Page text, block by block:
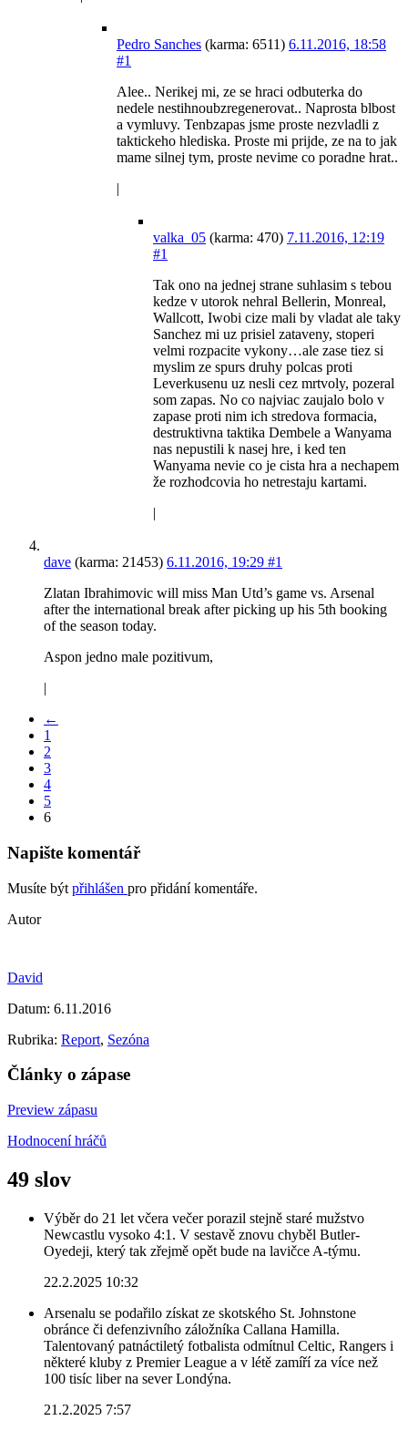
Pedro Sanches (karma: 6511) 6.11.2016, 18:58
#1
Alee.. Nerikej mi, ze se hraci odbuterka do
nedele nestihnoubzregenerovat.. Naprosta blbost
a vymluvy. Tenbzapas jsme proste nezvladli z
taktickeho hlediska. Proste mi prijde, ze na to jak
mame silnej tym, proste nevime co poradne hrat..
|
valka_05 (karma: 470) 7.11.2016, 12:19
#1
Tak ono na jednej strane suhlasim s tebou
kedze v utorok nehral Bellerin, Monreal,
Wallcott, Iwobi cize mali by vladat ale taky
Sanchez mi uz prisiel zataveny, stoperi
velmi rozpacite vykony…ale zase tiez si
myslim ze spurs druhy polcas proti
Leverkusenu uz nesli cez mrtvoly, pozeral
som zapas. No co najviac zaujalo bolo v
zapase proti nim ich stredova formacia,
destruktivna taktika Dembele a Wanyama
nas nepustili k nasej hre, i ked ten
Wanyama nevie co je cista hra a nechapem
že rozhodcovia ho netrestaju kartami.
|
dave (karma: 21453) 6.11.2016, 19:29 #1
Zlatan Ibrahimovic will miss Man Utd’s game vs. Arsenal
after the international break after picking up his 5th booking
of the season today.
Aspon jedno male pozitivum,
|
←
1
2
3
4
5
6
Napište komentář
Musíte být přihlášen pro přidání komentáře.
Autor
David
Datum: 6.11.2016
Rubrika: Report, Sezóna
Články o zápase
Preview zápasu
Hodnocení hráčů
49 slov
Výběr do 21 let včera večer porazil stejně staré mužstvo
Newcastlu vysoko 4:1. V sestavě znovu chyběl Butler-
Oyedeji, který tak zřejmě opět bude na lavičce A-týmu.
22.2.2025 10:32
Arsenalu se podařilo získat ze skotského St. Johnstone
obránce či defenzivního záložníka Callana Hamilla.
Talentovaný patnáctiletý fotbalista odmítnul Celtic, Rangers i
některé kluby z Premier League a v létě zamíří za více než
100 tisíc liber na sever Londýna.
21.2.2025 7:57